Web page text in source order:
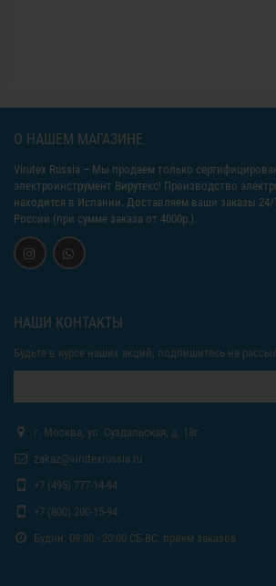
О НАШЕМ МАГАЗИНЕ
Virutex Russia – Мы продаем только
электроинструмент Вирутекс! Производство
находится в Испании. Доставляем ваши заказы
России (при сумме заказа от 4000р.).
НАШИ КОНТАКТЫ
Будьте в курсе наших акций, подпишитесь на
г. Москва, ул. Суздальская, д. 18г
zakaz@virutexrussia.ru
+7 (495) 777-14-94
+7 (800) 200-15-94
Будни: 09:00 - 20:00 СБ-ВС: прием заказов